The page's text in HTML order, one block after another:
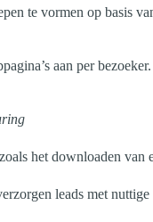
te vormen op basis
aan per
het downloaden
leads met